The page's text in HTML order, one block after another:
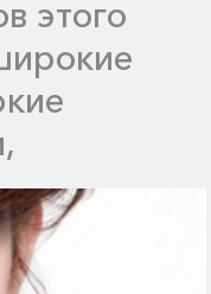
этого
и
на